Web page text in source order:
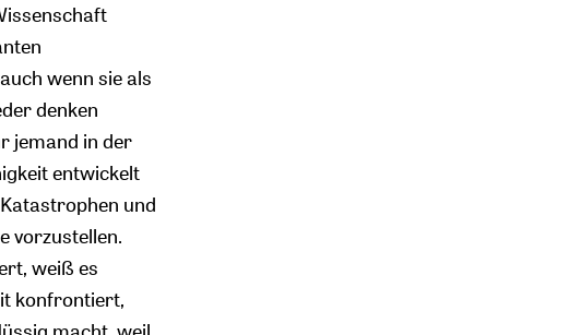
wenn sie als
denken
jemand in der
entwickelt
und
vorzustellen.
weiß es
konfrontiert,